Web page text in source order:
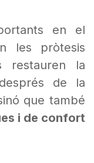
en el
les pròtesis
restauren la
de la
que també
i de confort